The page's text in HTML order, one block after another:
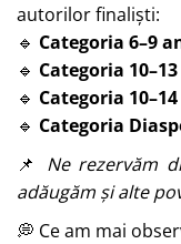
autorilor finaliști:
🔹 Categoria 6–9
🔹 Categoria
🔹 Categoria
🔹 Categoria
📌 Ne rezervăm
adăugăm și alte
💭 Ce am mai